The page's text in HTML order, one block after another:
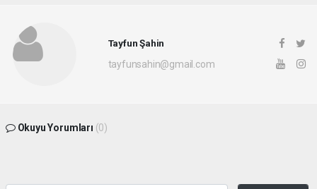
Tayfun Şahin
tayfunsahin@gmail.com
Okuyu Yorumları (0)